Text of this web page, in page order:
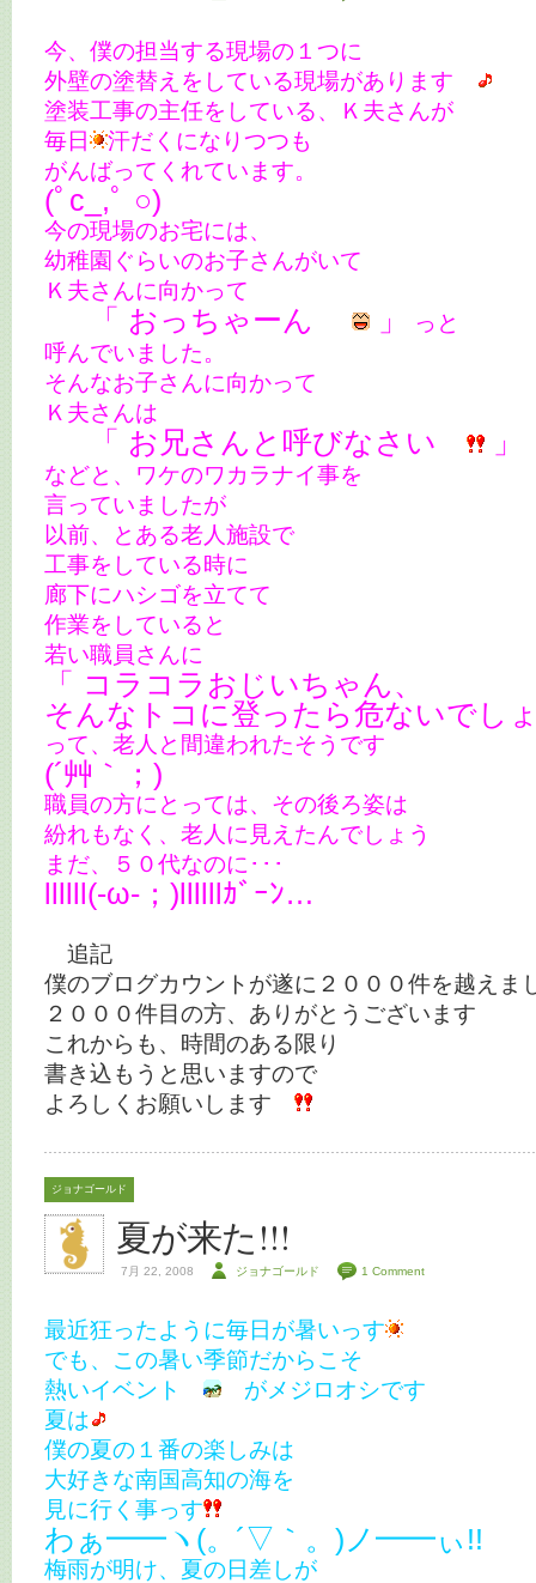
今、僕の担当する現場の１つに
外壁の塗替えをしている現場があります
塗装工事の主任をしている、Ｋ夫さんが
毎日
汗だくになりつつも
がんばってくれています。
(ﾟc_,ﾟ ○)
今の現場のお宅には、
幼稚園ぐらいのお子さんがいて
Ｋ夫さんに向かって
「 おっちゃーん 」
っと
呼んでいました。
そんなお子さんに向かって
Ｋ夫さんは
「 お兄さんと呼びなさい 」
などと、ワケのワカラナイ事を
言っていましたが
以前、とある老人施設で
工事をしている時に
廊下にハシゴを立てて
作業をしていると
若い職員さんに
「 コラコラおじいちゃん、
そんなトコに登ったら危ないで
って、老人と間違われたそうです
(´艸｀；)
職員の方にとっては、その後ろ姿は
紛れもなく、老人に見えたんでしょう
まだ、５０代なのに･･･
llllll(-ω-；)llllllｶﾞｰﾝ…
追記
僕のブログカウントが遂に２０００件を越えま
２０００件目の方、ありがとうございます
これからも、時間のある限り
書き込もうと思いますので
よろしくお願いします
ジョナゴールド
夏が来た!!!
7月 22, 2008 ジョナゴールド 1 Comment
最近狂ったように毎日が暑いっす
でも、この暑い季節だからこそ
熱いイベント
がメジロオシです
夏は
僕の夏の１番の楽しみは
大好きな南国高知の海を
見に行く事っす
わぁ━━ヽ(。´▽｀。)ノ━━ぃ!!
梅雨が明け、夏の日差しが